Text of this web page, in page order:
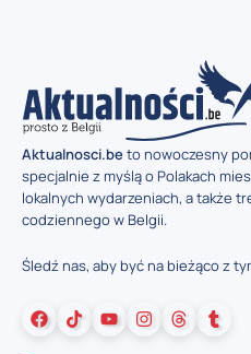
Aktualnosci.beto nowoczesny
specjalnie z myślą o Polakach
lokalnych wydarzeniach, a także
codziennego w Belgii.
Śledź nas, aby być na bieżąco z